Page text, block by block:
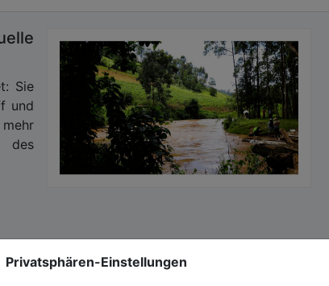
Privatsphären-Einstellungen
Sie
und
des